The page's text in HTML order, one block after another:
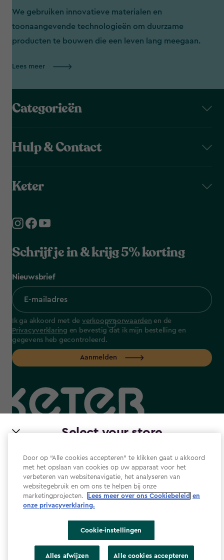
Select your store
At which store would you like to shop?
Nederland Verenigde Staten
We gebruiken innovatieve materialen en
toonaangevende technologieën om duurzame
producten te bouwen die een leven lang meegaan.
Lees meer
Categorieën
Hulp & Contact
Keter
Schrijf je in & krijg 5% korting
Nieuwsbrief
Ik ga akkoord met de verkoopvoorwaarden en de
Privacyverklaring en bevestig dat ik mijn bestelling en
gegevens heb gecontroleerd.
Aanmelden
label.payment
Website Gebruiksvoorwaarden
Privacyverklaring
Toegankelijkheidsverklaring
Door op “Alle cookies accepteren” te klikken gaat u akkoord
met het opslaan van cookies op uw apparaat voor het
verbeteren van websitenavigatie, het analyseren van
websitegebruik en om ons te helpen bij onze
marketingprojecten.
Lees meer over ons Cookiebeleid en
onze privacyverklaring.​
Cookie-instellingen
Alles afwijzen Alle cookies accepteren